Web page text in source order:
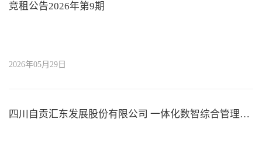
竞租公告2026年第9期
2026年05月29日
四川自贡汇东发展股份有限公司 一体化数智综合管理平台运维服务采购 招标公告